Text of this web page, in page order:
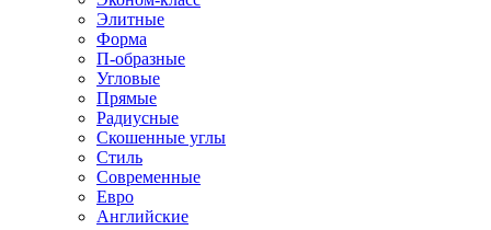
Элитные
Форма
П-образные
Угловые
Прямые
Радиусные
Скошенные углы
Стиль
Современные
Евро
Английские